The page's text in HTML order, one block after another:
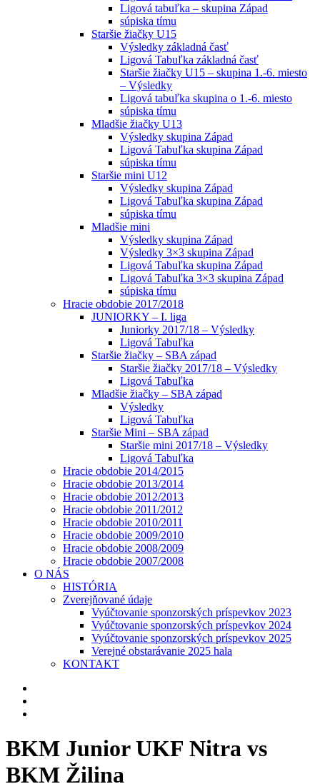
Ligová tabuľka – skupina Západ
súpiska tímu
Staršie žiačky U15
Výsledky základná časť
Ligová Tabuľka základná časť
Staršie žiačky U15 – skupina 1.-6. miesto
– Výsledky
Ligová tabuľka skupina o 1.-6. miesto
súpiska tímu
Mladšie žiačky U13
Výsledky skupina Západ
Ligová Tabuľka skupina Západ
súpiska tímu
Staršie mini U12
Výsledky skupina Západ
Ligová Tabuľka skupina Západ
súpiska tímu
Mladšie mini
Výsledky skupina Západ
Výsledky 3×3 skupina Západ
Ligová Tabuľka skupina Západ
Ligová Tabuľka 3×3 skupina Západ
súpiska tímu
Hracie obdobie 2017/2018
JUNIORKY – I. liga
Juniorky 2017/18 – Výsledky
Ligová Tabuľka
Staršie žiačky – SBA západ
Staršie žiačky 2017/18 – Výsledky
Ligová Tabuľka
Mladšie žiačky – SBA západ
Výsledky
Ligová Tabuľka
Staršie Mini – SBA západ
Staršie mini 2017/18 – Výsledky
Ligová Tabuľka
Hracie obdobie 2014/2015
Hracie obdobie 2013/2014
Hracie obdobie 2012/2013
Hracie obdobie 2011/2012
Hracie obdobie 2010/2011
Hracie obdobie 2009/2010
Hracie obdobie 2008/2009
Hracie obdobie 2007/2008
O NÁS
HISTÓRIA
Zverejňované údaje
Vyúčtovanie sponzorských príspevkov 2023
Vyúčtovanie sponzorských príspevkov 2024
Vyúčtovanie sponzorských príspevkov 2025
Verejné obstarávanie 2025 hala
KONTAKT
BKM Junior UKF Nitra vs
BKM Žilina